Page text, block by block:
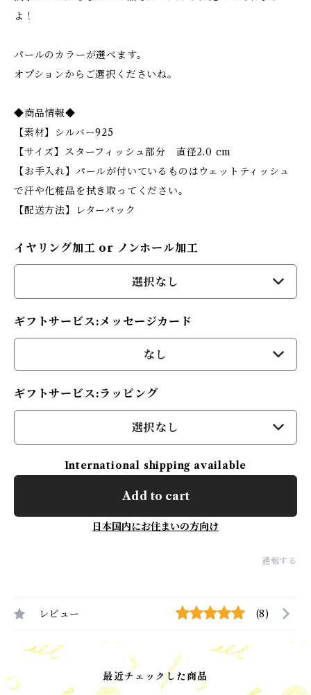
よ！
パールのカラーが選べます。
オプションからご選択くださいね。
◆商品情報◆
【素材】シルバー925
【サイズ】スターフィッシュ部分 直径2.0 cm
【お手入れ】パールが付いているものはウェットティッシュ
で汗や化粧品を拭き取ってください。
【配送方法】レターパック
イヤリング加工 or ノンホール加工
選択なし
ギフトサービス:メッセージカード
なし
ギフトサービス:ラッピング
選択なし
International shipping available
Add to cart
日本国内にお住まいの方向け
通報する
レビュー (8)
最近チェックした商品